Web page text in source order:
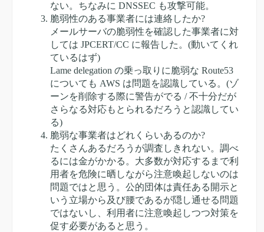
ない。ちなみに DNSSEC も攻撃可能。
脆弱性のある事業者には連絡したか?
メールサーバの脆弱性を確認した事業者に対
しては JPCERT/CC に報告した。(動いてくれ
ているはず)
Lame delegation の乗っ取りに脆弱な Route53
についても AWS は問題を認識している。(ゾ
ーンを削除する際に警告がでる / 不十分だが
さらなる対応もとられるだろうと認識してい
る)
脆弱な事業者はどれくらいあるのか?
たくさんあるだろうが調査しきれない。調べ
るには金がかかる。大多数が対応するまで利
用者を危険に晒しながら注意喚起しないのは
問題ではと思う。公的団体は責任ある開示と
いう立場から及び腰であるが隠し通せる問題
ではないし、利用者に注意喚起しつつ対策を
促す必要があると思う。